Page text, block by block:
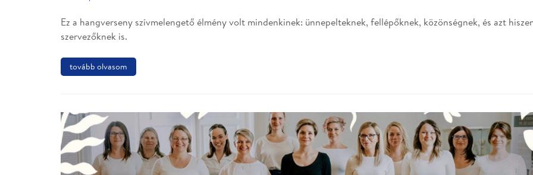
Ez a hangverseny szívmelengető élmény volt mindenkinek: ünnepelteknek, fellépőknek, közönségnek, és azt
szervezőknek is.
tovább olvasom